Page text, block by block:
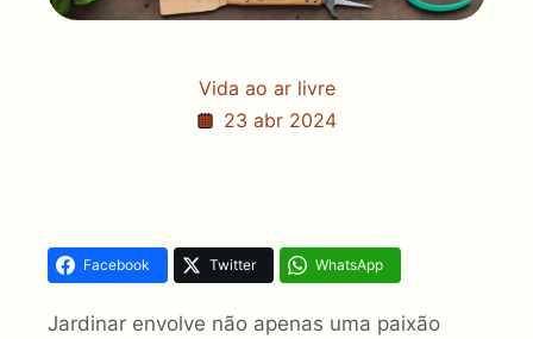
Vida ao ar livre
23 abr 2024
Facebook Twitter WhatsApp
Jardinar envolve não apenas uma paixão